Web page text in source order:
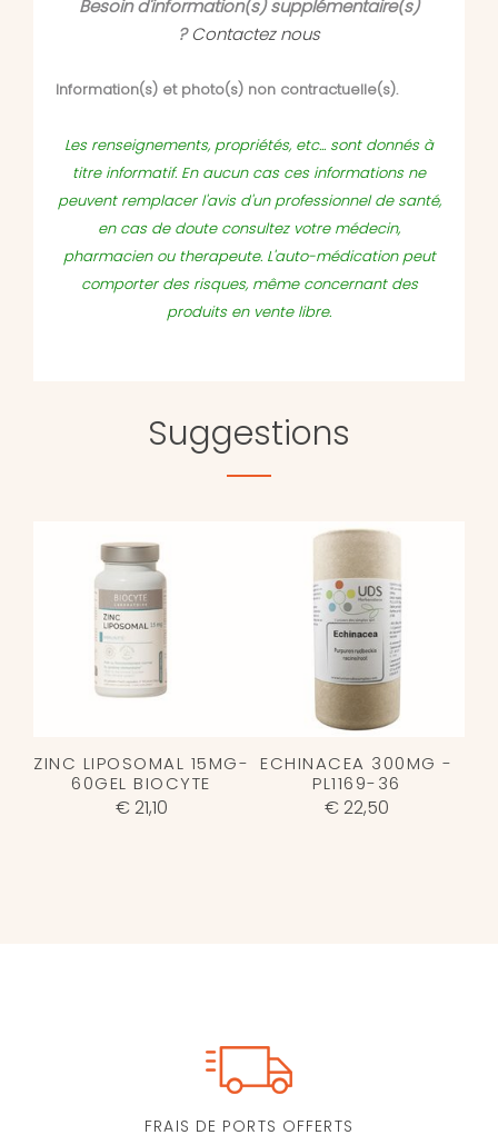
Besoin d'information(s) supplémentaire(s)
?Contactez nous
Information(s) et photo(s) non contractuelle(s).
Les renseignements, propriétés, etc... sont donnés à
titre informatif. En aucun cas ces informations ne
peuvent remplacer l'avis d'un professionnel de santé,
en cas de doute consultez votre médecin,
pharmacien ou therapeute. L'auto-médication peut
comporter des risques, même concernant des
produits en vente libre.
Suggestions
ZINC LIPOSOMAL 15MG-
60GEL BIOCYTE
€ 21,10
ECHINACEA 300MG -
PL1169-36
€ 22,50
FRAIS DE PORTS OFFERTS